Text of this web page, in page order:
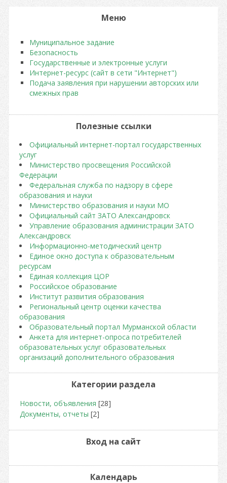
Меню
Муниципальное задание
Безопасность
Государственные и электронные услуги
Интернет-ресурс (сайт в сети "Интернет")
Подача заявления при нарушении авторских или
смежных прав
Полезные ссылки
Официальный интернет-портал государственных
услуг
Министерство просвещения Российской
Федерации
Федеральная служба по надзору в сфере
образования и науки
Министерство образования и науки МО
Официальный сайт ЗАТО Александровск
Управление образования администрации ЗАТО
Александровск
Информационно-методический центр
Единое окно доступа к образовательным
ресурсам
Единая коллекция ЦОР
Российское образование
Институт развития образования
Региональный центр оценки качества
образования
Образовательный портал Мурманской области
Анкета для интернет-опроса потребителей
образовательных услуг образовательных
организаций дополнительного образования
Категории раздела
Новости, объявления [28]
Документы, отчеты [2]
Вход на сайт
Календарь